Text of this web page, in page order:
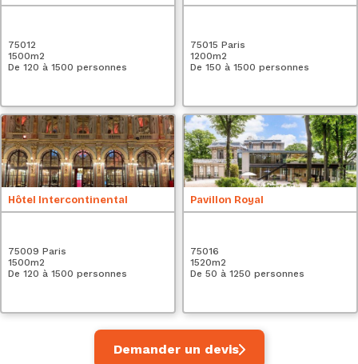
75012
1500m2
De 120 à 1500 personnes
75015 Paris
1200m2
De 150 à 1500 personnes
Hôtel Intercontinental
75009 Paris
1500m2
De 120 à 1500 personnes
Pavillon Royal
75016
1520m2
De 50 à 1250 personnes
Demander un devis